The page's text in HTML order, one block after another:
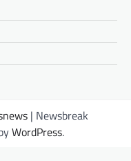
| Newsbreak
WordPress.